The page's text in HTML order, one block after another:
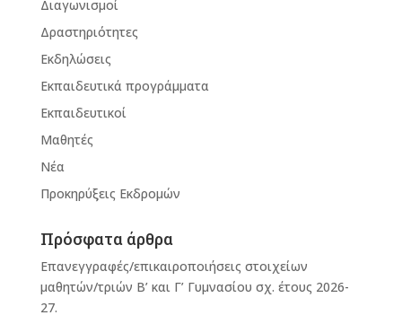
Διαγωνισμοί
Δραστηριότητες
Εκδηλώσεις
Εκπαιδευτικά προγράμματα
Εκπαιδευτικοί
Μαθητές
Νέα
Προκηρύξεις Εκδρομών
Πρόσφατα άρθρα
Επανεγγραφές/επικαιροποιήσεις στοιχείων
μαθητών/τριών Β’ και Γ’ Γυμνασίου σχ. έτους 2026-
27.